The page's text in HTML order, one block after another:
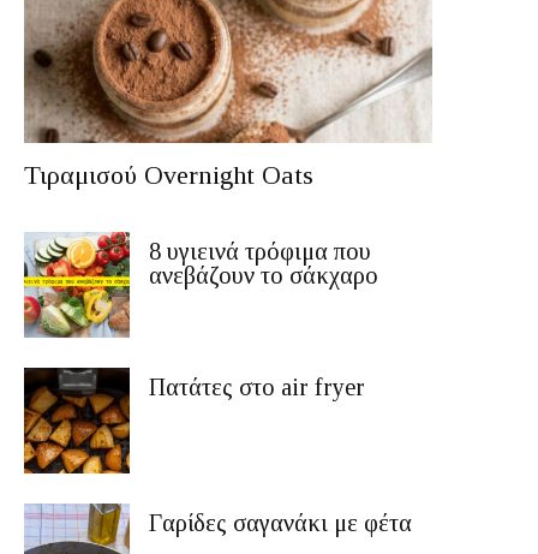
Τιραμισού Overnight Oats
8 υγιεινά τρόφιμα που
ανεβάζουν το σάκχαρο
Πατάτες στο air fryer
Γαρίδες σαγανάκι με φέτα